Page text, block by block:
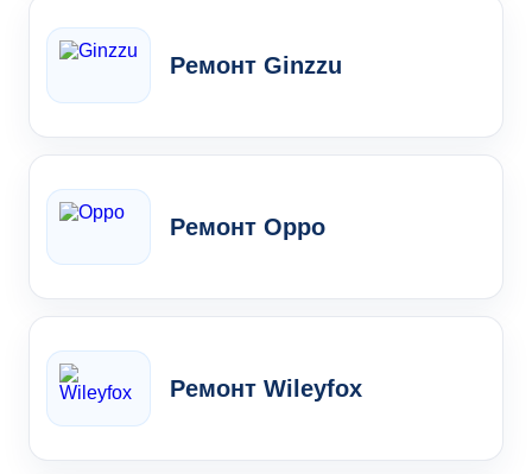
Ремонт Ginzzu
Ремонт Oppo
Ремонт Wileyfox